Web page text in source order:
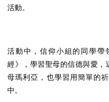
活動。
活動中，信仰小組的同學帶
經》，學習聖母的信德與愛，
母瑪利亞，也學習用簡單的
中。